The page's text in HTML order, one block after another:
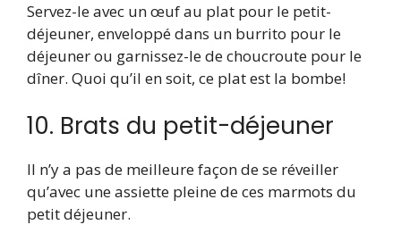
Servez-le avec un œuf au plat pour le petit-
déjeuner, enveloppé dans un burrito pour le
déjeuner ou garnissez-le de choucroute pour le
dîner. Quoi qu’il en soit, ce plat est la bombe!
10. Brats du petit-déjeuner
Il n’y a pas de meilleure façon de se réveiller
qu’avec une assiette pleine de ces marmots du
petit déjeuner.